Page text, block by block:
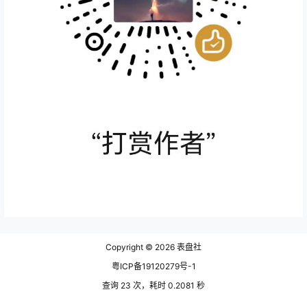
Copyright © 2026 表盘社
粤ICP备19120279号-1
查询 23 次，耗时 0.2081 秒